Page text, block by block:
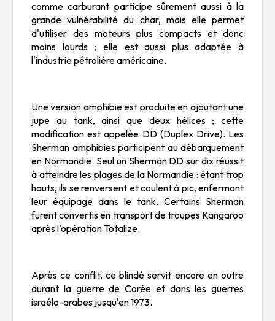
comme carburant participe sûrement aussi à la
grande vulnérabilité du char, mais elle permet
d'utiliser des moteurs plus compacts et donc
moins lourds ; elle est aussi plus adaptée à
l'industrie pétrolière américaine.
Une version amphibie est produite en ajoutant une
jupe au tank, ainsi que deux hélices ; cette
modification est appelée DD (Duplex Drive). Les
Sherman amphibies participent au débarquement
en Normandie. Seul un Sherman DD sur dix réussit
à atteindre les plages de la Normandie : étant trop
hauts, ils se renversent et coulent à pic, enfermant
leur équipage dans le tank. Certains Sherman
furent convertis en transport de troupes Kangaroo
après l’opération Totalize.
Après ce conflit, ce blindé servit encore en outre
durant la guerre de Corée et dans les guerres
israélo-arabes jusqu'en 1973.